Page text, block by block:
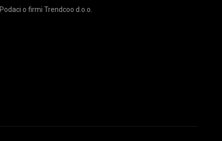
Podaci o firmi Trendcoo d.o.o.